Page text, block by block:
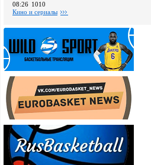
08:26 1010
Кино и сериалы